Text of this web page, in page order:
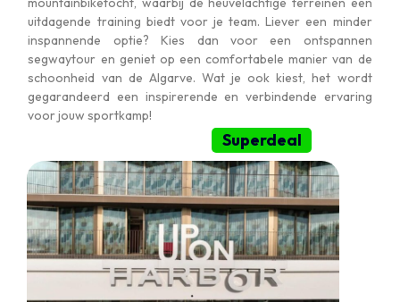
uitdagende training biedt voor je team. Liever een minder
inspannende optie? Kies dan voor een ontspannen
segwaytour en geniet op een comfortabele manier van de
schoonheid van de Algarve. Wat je ook kiest, het wordt
gegarandeerd een inspirerende en verbindende ervaring
voor jouw sportkamp!
Superdeal